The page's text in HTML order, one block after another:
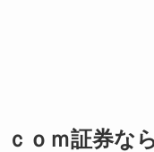
ｃｏｍ証券な